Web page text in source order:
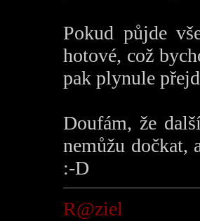
Pokud půjde
hotové, což
pak plynule
Doufám, že
nemůžu dočkat,
:-D
R@ziel